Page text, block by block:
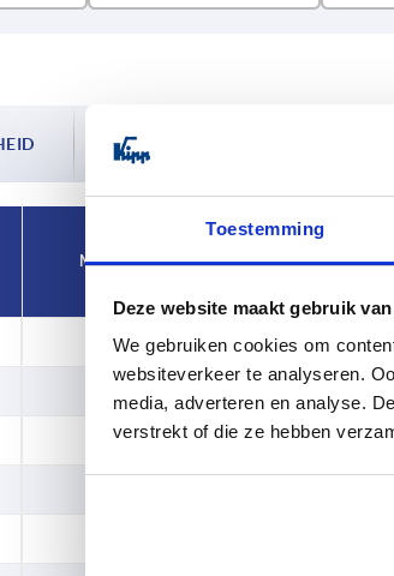
Toestemming
Deze website maakt gebruik
We gebruiken cookies om
websiteverkeer te analyseren.
media, adverteren en analyse.
verstrekt of die ze hebben
M20
bijgewerkt. In de laatste stap voordat je
over de bevestigde verzenddatum.
Materiaal basiselement
D
staal M4
staal M6